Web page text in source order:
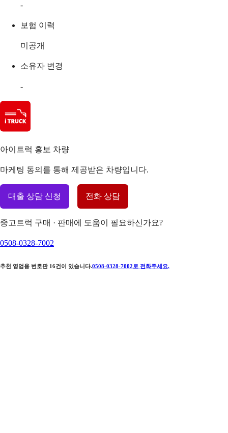
-
보험 이력
미공개
소유자 변경
-
아이트럭 홍보 차량
마케팅 동의를 통해 제공받은 차량입니다.
대출 상담 신청 전화 상담
중고트럭 구매 · 판매에 도움이 필요하신가요?
0508-0328-7002
추천 영업용 번호판 16건이 있습니다.0508-0328-7002 로 전화주세요.